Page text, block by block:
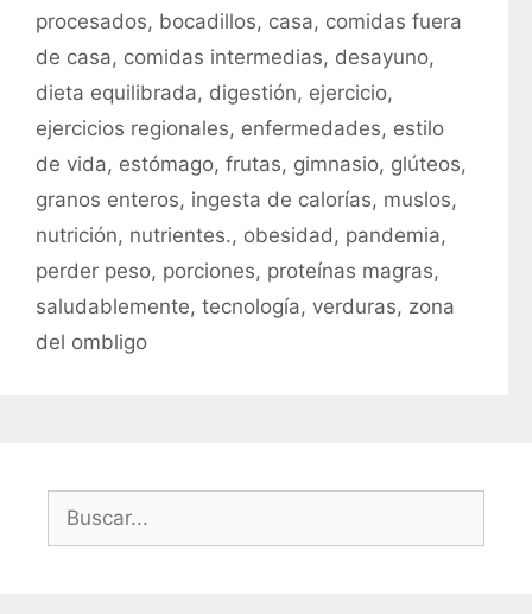
e
g
o
r
s
q
u
e
t
a
procesados, bocadillos, casa, comidas fuera
de casa, comidas intermedias, desayuno,
dieta equilibrada, digestión, ejercicio,
ejercicios regionales, enfermedades, estilo
de vida, estómago, frutas, gimnasio, glúteos,
granos enteros, ingesta de calorías, muslos,
nutrición, nutrientes., obesidad, pandemia,
perder peso, porciones, proteínas magras,
saludablemente, tecnología, verduras, zona
del ombligo